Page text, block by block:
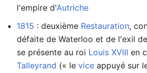
l'empire d'Autriche
1815 : deuxième Restauration,
défaite de Waterloo et de l'exil de
se présente au roi Louis XVIII en
Talleyrand (« le vice appuyé sur